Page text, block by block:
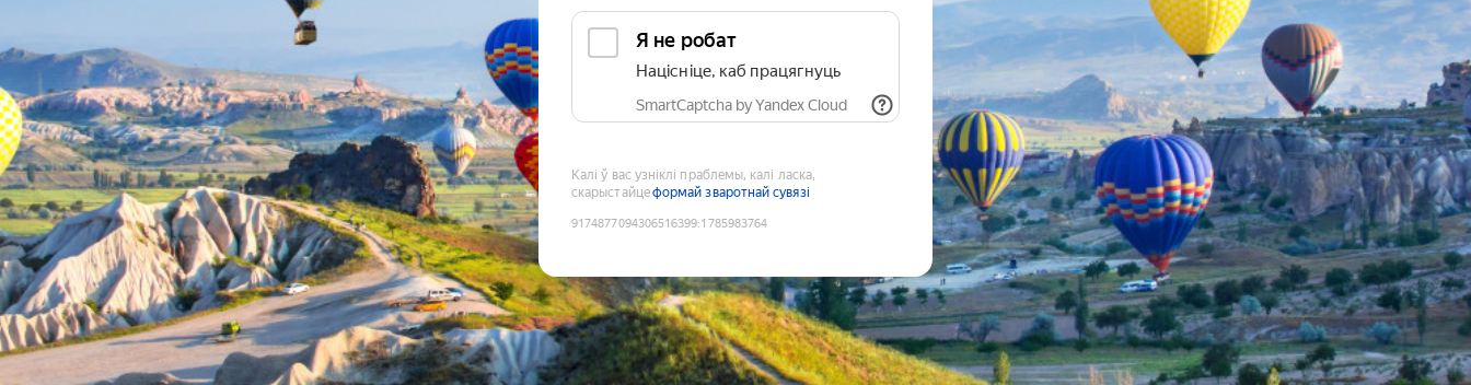
Я не робат
Націсніце, каб працягнуць
SmartCaptcha by Yandex Cloud
Калі ў вас узніклі праблемы, калі ласка,
скарыстайцеформай зваротнай сувязі
9174877094306516399:1785983764